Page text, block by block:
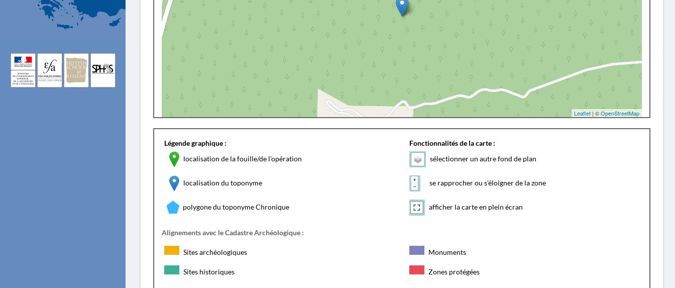
Leaflet | ©OpenStreetMap
Légende graphique :
localisation de la fouille/de l'opération
localisation du toponyme
polygone du toponyme Chronique
Fonctionnalités de la carte :
sélectionner un autre fond de plan
se rapprocher ou s'éloigner de la zone
afficher la carte en plein écran
Alignements avec le Cadastre Archéologique :
Sites archéologiques Monuments
Sites historiques Zones protégées